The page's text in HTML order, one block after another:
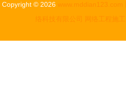
Copyright © 2026 www.mddian123.com
络科技有限公司
网络工程施工